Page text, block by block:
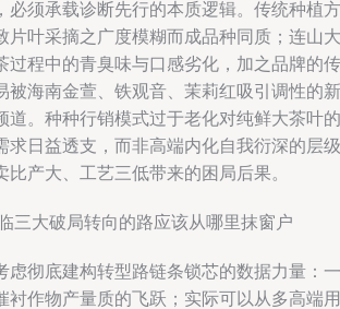
必须承载诊断先行的本质逻辑。传统种植方
片叶采摘之广度模糊而成品种同质；连山大
过程中的青臭味与口感劣化，加之品牌的传
被海南金萱、铁观音、茉莉红吸引调性的新
道。种种行销模式过于老化对纯鲜大茶叶的
求日益透支，而非高端内化自我衍深的层级
产大、工艺三低带来的困局后果。
三大破局转向的路应该从哪里抹窗户
虑彻底建构转型路链条锁芯的数据力量：一
衬作物产量质的飞跃；实际可以从多高端用